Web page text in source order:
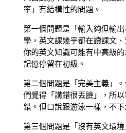
率」有結構性的問題。
第一個問題是「輸入夠但輸
學，英文課幾乎都在讀課文、
你的英文知識可能有中高級
記憶停留在初級。
第二個問題是「完美主義」
們覺得「講錯很丟臉」，所
錯。但口說跟游泳一樣，不下
第三個問題是「沒有英文環